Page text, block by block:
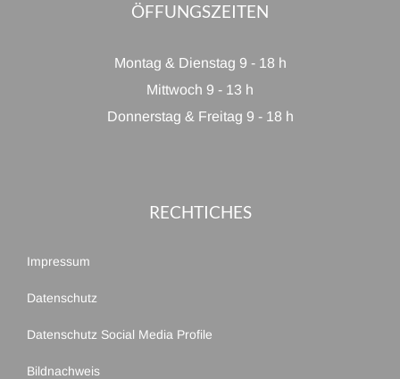
ÖFFUNGSZEITEN
Montag & Dienstag 9 - 18 h
Mittwoch 9 - 13 h
Donnerstag & Freitag 9 - 18 h
RECHTICHES
Impressum
Datenschutz
Datenschutz Social Media Profile
Bildnachweis